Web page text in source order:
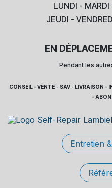
LUNDI -
JEUDI -
EN
Pendant les
CONSEIL - VENTE - SAV - LIVRAISON
-
Entretien